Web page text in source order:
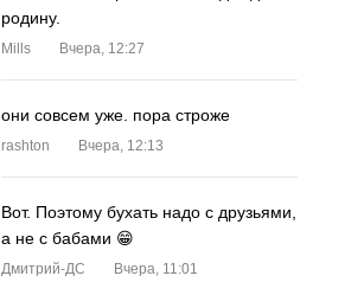
родину.
Mills Вчера, 12:27
они совсем уже. пора строже
rashton Вчера, 12:13
Вот. Поэтому бухать надо с друзьями,
а не с бабами 😁
Дмитрий-ДС Вчера, 11:01